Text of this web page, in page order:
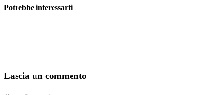
Potrebbe interessarti
Lascia un commento